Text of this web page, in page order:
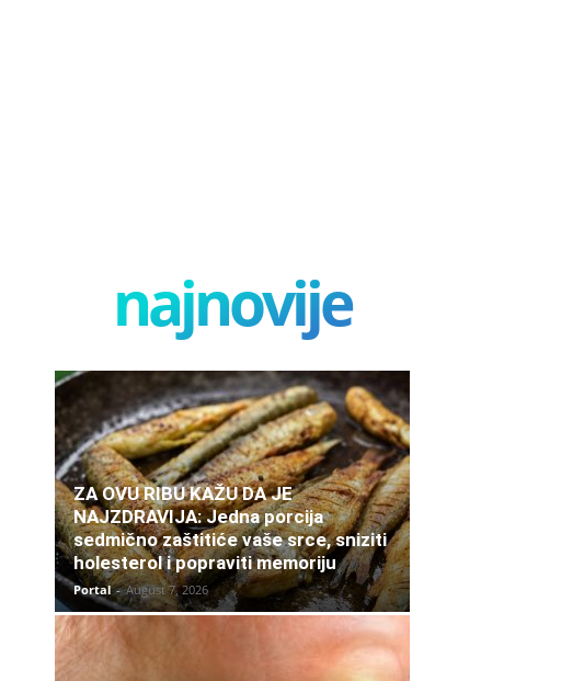
najnovije
ZA OVU RIBU KAŽU DA JE
NAJZDRAVIJA: Jedna porcija
sedmično zaštitiće vaše srce, sniziti
holesterol i popraviti memoriju
Portal - August 7, 2026